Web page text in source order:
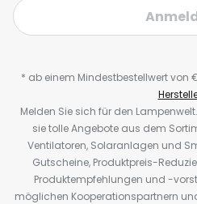
* ab einem Mindestbestellwert von
Melden Sie sich für den
sie tolle Angebote aus dem
Ventilatoren, Solaranlagen und
Gutscheine, Produktpreis-
Produktempfehlungen und -
möglichen Kooperationspartnern